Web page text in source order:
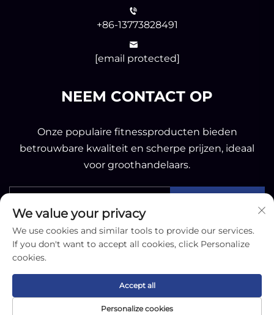
+86-13773828491
[email protected]
NEEM CONTACT OP
Onze populaire fitnessproducten bieden
betrouwbare kwaliteit en scherpe prijzen, ideaal
voor groothandelaars.
Copyright © 2025 by Nantong OK Sporting Co.,Ltd -
Privacybeleid
We value your privacy
We use cookies and similar tools to provide our services.
If you don't want to accept all cookies, click Personalize
cookies.
Personalize cookies
Accept all